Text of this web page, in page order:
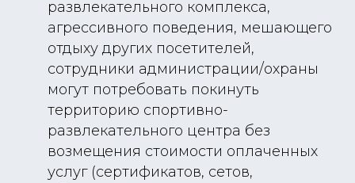
развлекательного комплекса,
агрессивного поведения, мешающего
отдыху других посетителей,
сотрудники администрации/охраны
могут потребовать покинуть
территорию спортивно-
развлекательного центра без
возмещения стоимости оплаченных
услуг (сертификатов, сетов,